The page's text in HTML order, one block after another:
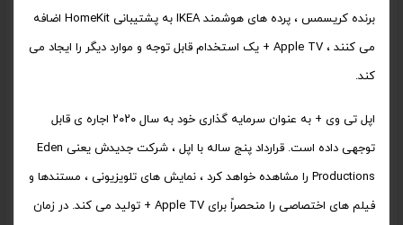
برنده کریسمس ، پرده های هوشمند IKEA به پشتیبانی HomeKit اضافه
می کنند ، Apple TV + یک استخدام قابل توجه و موارد دیگر را ایجاد می
کند.
اپل تی وی + به عنوان سرمایه گذاری خود به سال ۲۰۲۰ اجاره ی قابل
توجهی داده است. قرارداد پنج ساله با اپل ، شرکت جدیدش یعنی Eden
Productions را مشاهده خواهد کرد ، نمایش های تلویزیونی ، مستندها و
فیلم های اختصاصی را منحصراً برای Apple TV + تولید می کند. در زمان